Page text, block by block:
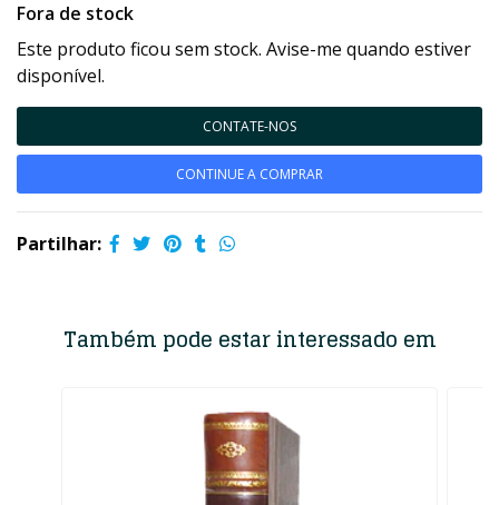
Fora de stock
Este produto ficou sem stock. Avise-me quando estiver
disponível.
CONTATE-NOS
CONTINUE A COMPRAR
Partilhar:
Também pode estar interessado em